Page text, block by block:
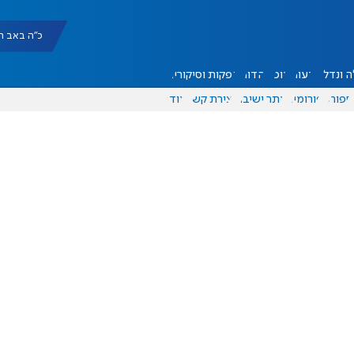
כ"ה באב תשפ"ו
ונדל"ן דעות אוכל יהדות הפקות וסיקורים
ספורט פורומים אתר ישיבה יצירת קשר עוד